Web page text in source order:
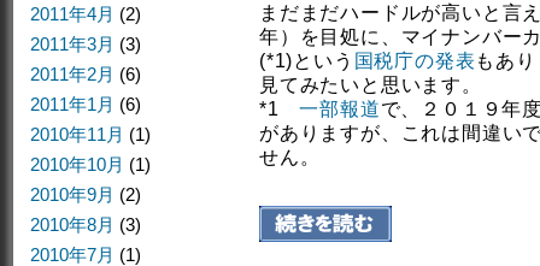
まだまだハードルが高いと言
年）を目処に、マイナンバー
(*1)という 国税庁の発表 もあ
見てみたいと思います。
*1一部報道で、２０１９年
がありますが、これは間違い
せん。
2011年4月 (2)
2011年3月 (3)
2011年2月 (6)
2011年1月 (6)
2010年11月 (1)
2010年10月 (1)
2010年9月 (2)
2010年8月 (3)
2010年7月 (1)